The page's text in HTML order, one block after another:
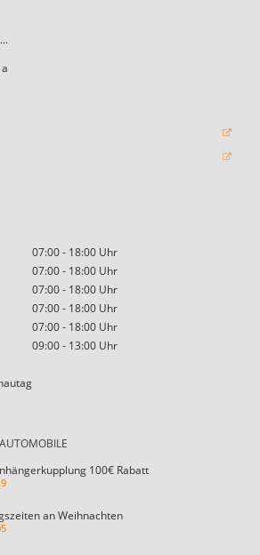
07:00 - 18:00 Uhr
07:00 - 18:00 Uhr
07:00 - 18:00 Uhr
07:00 - 18:00 Uhr
07:00 - 18:00 Uhr
09:00 - 13:00 Uhr
100€ Rabatt
an Weihnachten